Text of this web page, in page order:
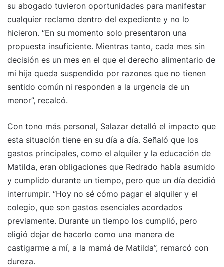
su abogado tuvieron oportunidades para manifestar
cualquier reclamo dentro del expediente y no lo
hicieron. “En su momento solo presentaron una
propuesta insuficiente. Mientras tanto, cada mes sin
decisión es un mes en el que el derecho alimentario de
mi hija queda suspendido por razones que no tienen
sentido común ni responden a la urgencia de un
menor”, recalcó.
Con tono más personal, Salazar detalló el impacto que
esta situación tiene en su día a día. Señaló que los
gastos principales, como el alquiler y la educación de
Matilda, eran obligaciones que Redrado había asumido
y cumplido durante un tiempo, pero que un día decidió
interrumpir. “Hoy no sé cómo pagar el alquiler y el
colegio, que son gastos esenciales acordados
previamente. Durante un tiempo los cumplió, pero
eligió dejar de hacerlo como una manera de
castigarme a mí, a la mamá de Matilda”, remarcó con
dureza.